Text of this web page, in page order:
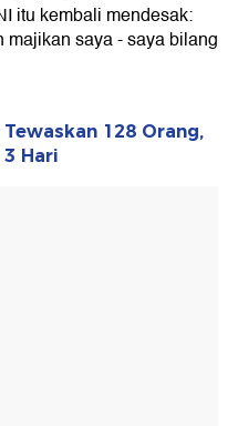
itu kembali mendesak:
saya - saya bilang
128 Orang,
Hari